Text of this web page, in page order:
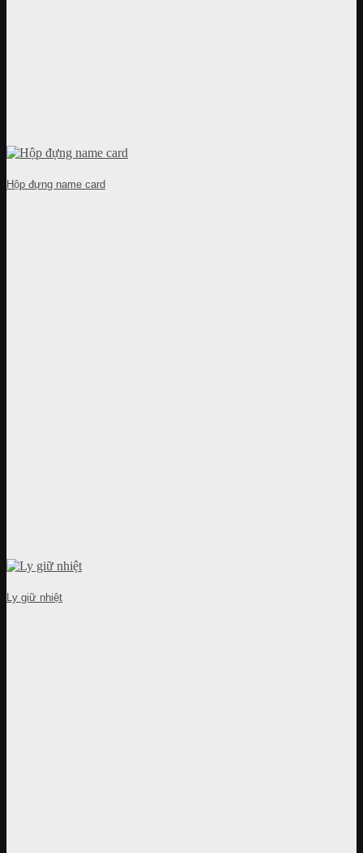
Hộp đựng name card
Ly giữ nhiệt